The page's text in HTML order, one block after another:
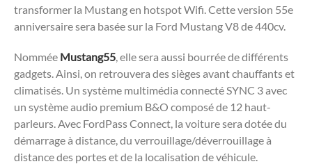
transformer la Mustang en hotspot Wifi. Cette version 55e
anniversaire sera basée sur la Ford Mustang V8 de 440cv.
Nommée Mustang55, elle sera aussi bourrée de différents
gadgets. Ainsi, on retrouvera des sièges avant chauffants et
climatisés. Un système multimédia connecté SYNC 3 avec
un système audio premium B&O composé de 12 haut-
parleurs. Avec FordPass Connect, la voiture sera dotée du
démarrage à distance, du verrouillage/déverrouillage à
distance des portes et de la localisation de véhicule.